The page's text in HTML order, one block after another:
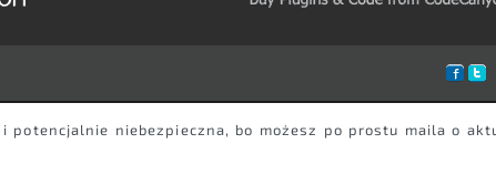
i potencjalnie niebezpieczna, bo możesz po prostu maila o